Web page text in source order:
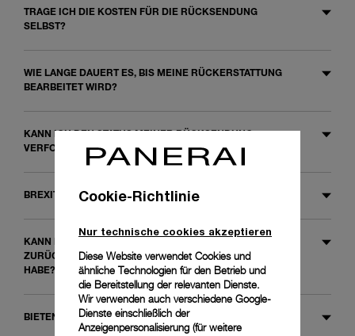
TRAGE ICH DIE KOSTEN FÜR DIE RÜCKSENDUNG
SELBST?
WIE LANGE DAUERT ES, BIS MEINE RÜCKERSTATTUNG
BEARBEITET WIRD?
KANN ICH DEN STATUS MEINER RÜCKSENDUNG
VERFOLGEN?
BREXIT: SIND ALLE PRODUKTE ONLINE ERHÄLTLICH?
KANN ICH EINEN ARTIKEL UMTAUSCHEN ODER
ZURÜCKGEBEN, DEN ICH GESCHENKT BEKOMMEN
HABE?
BIETEN SIE EINE GESCHENKVERPACKUNG AN?
Cookie-Richtlinie
Nur technische cookies akzeptieren
Diese Website verwendet Cookies und
ähnliche Technologien für den Betrieb und
die Bereitstellung der relevanten Dienste.
Wir verwenden auch verschiedene Google-
Dienste einschließlich der
Anzeigenpersonalisierung (für weitere